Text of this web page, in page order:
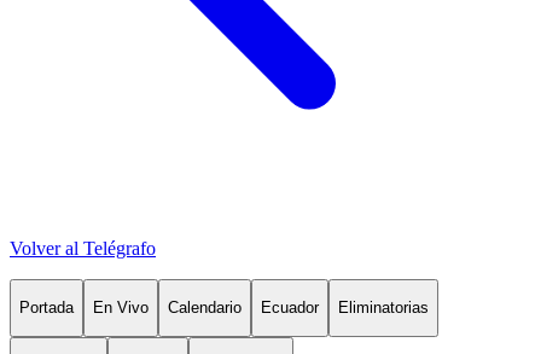
Volver al Telégrafo
Portada En Vivo Calendario Ecuador Eliminatorias